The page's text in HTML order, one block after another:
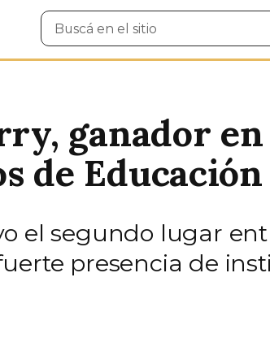
Buscar
en
ganador en
de Educación
el segundo lugar
presencia de